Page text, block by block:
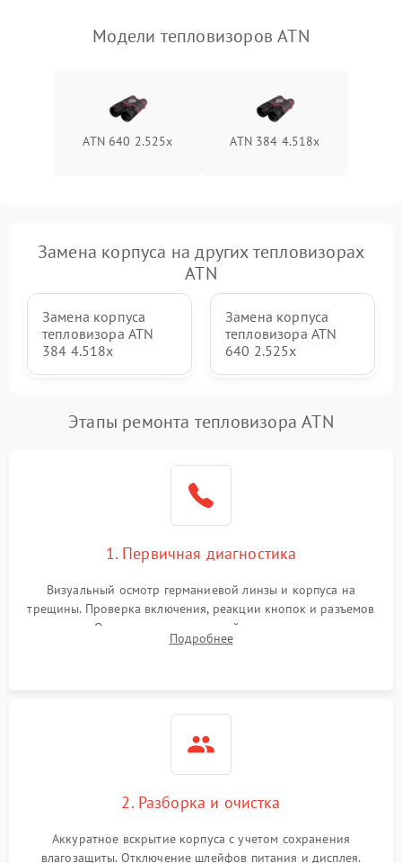
Модели тепловизоров ATN
ATN 640 2.525x ATN 384 4.518x
Замена корпуса на других тепловизорах
ATN
Замена корпуса
тепловизора ATN
384 4.518x
Замена корпуса
тепловизора ATN
640 2.525x
Этапы ремонта тепловизора ATN
1. Первичная диагностика
Визуальный осмотр германиевой линзы и корпуса на
трещины. Проверка включения, реакции кнопок и разъемов
зарядки. Оценка вывода тепловой сигнатуры на экран,
проверка базовых функций и считывание системных
Подробнее
2. Разборка и очистка
Аккуратное вскрытие корпуса с учетом сохранения
влагозащиты. Отключение шлейфов питания и дисплея.